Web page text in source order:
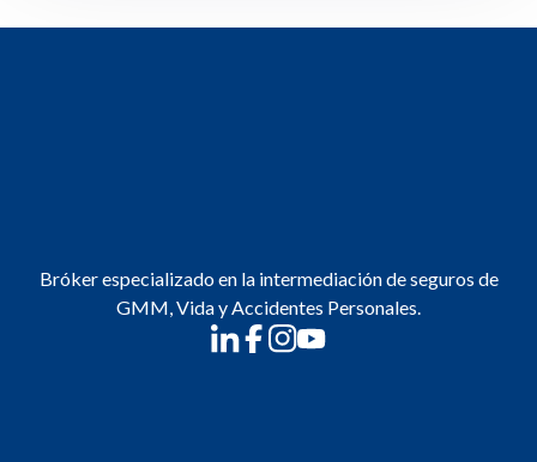
Bróker especializado en la intermediación de seguros de
GMM, Vida y Accidentes Personales.